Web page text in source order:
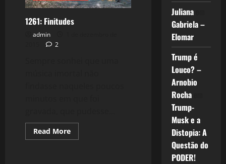
1261: Finitudes
admin
2
Read MoreRead
more
Julianaem
Gabriela –
Elomar
Trump é
Louco? –
Arnobio
Rochaem
Trump-
Musk e a
Distopia: A
Questão do
PODER!